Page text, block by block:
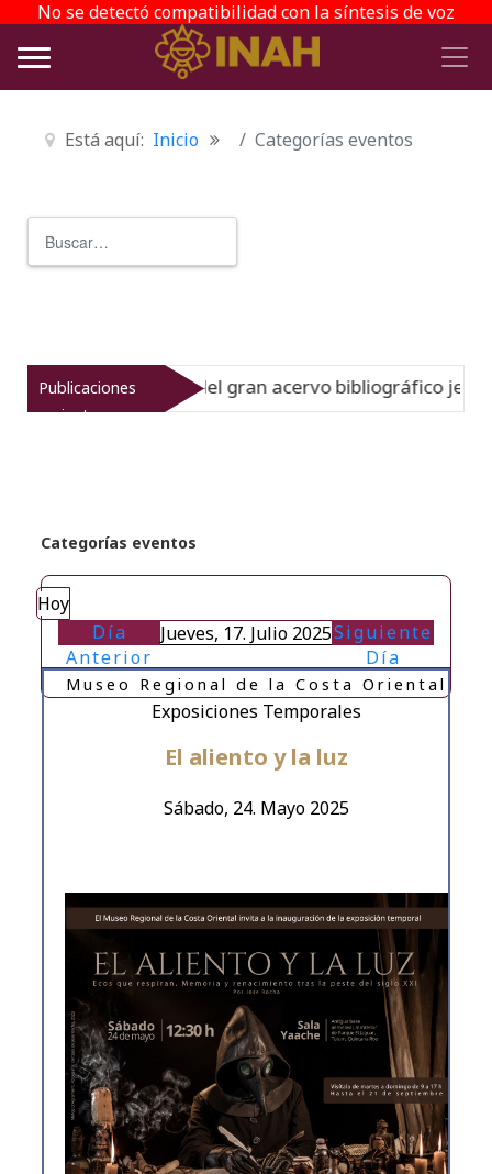
No se detectó compatibilidad con la síntesis de voz
Está aquí: Inicio Categorías eventos
Publicaciones
recientes
la historia del gran acervo bibliográfico jesuita Nuevo
Categorías eventos
Hoy
Día
Anterior
Jueves, 17. Julio 2025Siguiente
Día
Sábado, 24. Mayo 2025
El aliento y la luz
Exposiciones Temporales
Museo Regional de la Costa Oriental